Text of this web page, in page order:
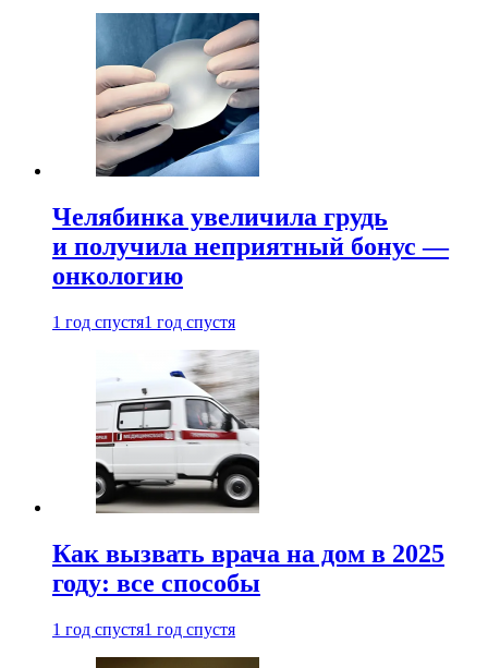
Челябинка увеличила грудь
и получила неприятный бонус —
онкологию
1 год спустя1 год спустя
Как вызвать врача на дом в 2025
году: все способы
1 год спустя1 год спустя